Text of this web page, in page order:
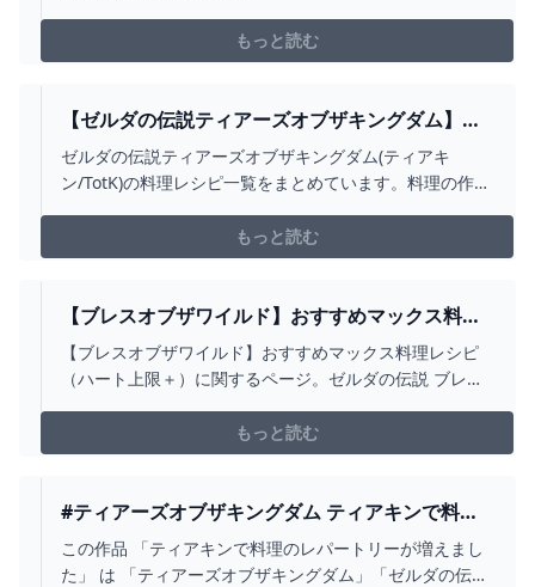
もっと読む
【ゼルダの伝説ティアーズオブザキングダム】料
理レシピ一覧【ティアキン】 ゲーム攻略サイト
ALGEST
ゼルダの伝説ティアーズオブザキングダム(ティアキ
ン/TotK)の料理レシピ一覧をまとめています。料理の作り
もっと読む
【ブレスオブザワイルド】おすすめマックス料理
レシピ（ハート上限＋） - ゼルダの伝説 ブレスオ
ブザワイルド完全攻略WIKI【スーファミ 神トラ攻
【ブレスオブザワイルド】おすすめマックス料理レシピ
（ハート上限＋）に関するページ。ゼルダの伝説 ブレス
「神々のトライフォース」も攻略！
もっと読む
#ティアーズオブザキングダム ティアキンで料理
のレパートリーが増えました - ハヅキのイラスト -
PIXIV
この作品 「ティアキンで料理のレパートリーが増えまし
た」 は 「ティアーズオブザキングダム」「ゼルダの伝